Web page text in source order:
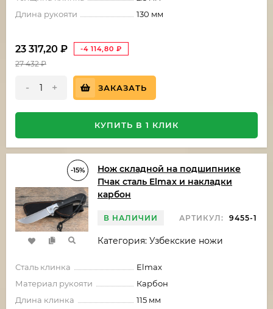
Длина рукояти
130 мм
23 317,20 ₽ -4 114,80 ₽
27 432₽
- + ЗАКАЗАТЬ
КУПИТЬ В 1 КЛИК
-15%
Нож складной на подшипнике
Пчак сталь Elmax и накладки
карбон
В НАЛИЧИИ АРТИКУЛ: 9455-1
Категория: Узбекские ножи
Сталь клинка
Elmax
Материал рукояти
Карбон
Длина клинка
115 мм